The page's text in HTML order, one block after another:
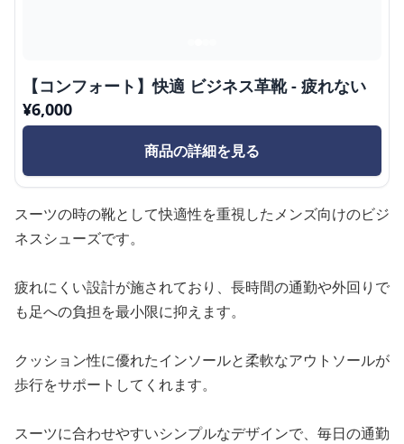
【コンフォート】快適 ビジネス革靴 - 疲れない
¥6,000
商品の詳細を見る
スーツの時の靴として快適性を重視したメンズ向けのビジ
ネスシューズです。
疲れにくい設計が施されており、長時間の通勤や外回りで
も足への負担を最小限に抑えます。
クッション性に優れたインソールと柔軟なアウトソールが
歩行をサポートしてくれます。
スーツに合わせやすいシンプルなデザインで、毎日の通勤